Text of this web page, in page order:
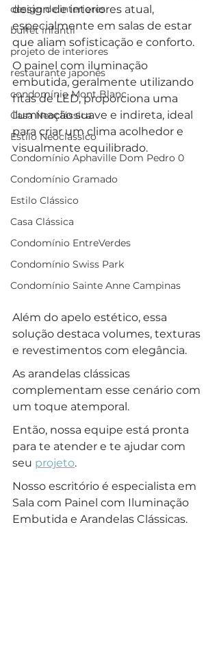
design de interiores
buffet infantil
projeto de interiores
restaurante japonês
condomínio Mont Blanc
Casa Neoclássica
Estilo Neoclássico
Condomínio Aphaville Dom Pedro 0
Condomínio Gramado
Estilo Clássico
Casa Clássica
Condomínio EntreVerdes
Condomínio Swiss Park
Condomínio Sainte Anne Campinas
design de interiores atual,
especialmente em salas de estar
que aliam sofisticação e conforto.
O painel com iluminação
embutida, geralmente utilizando
fitas de LED, proporciona uma
iluminação suave e indireta, ideal
para criar um clima acolhedor e
visualmente equilibrado.
Além do apelo estético, essa
solução destaca volumes, texturas
e revestimentos com elegância.
As arandelas clássicas
complementam esse cenário com
um toque atemporal.
Então, nossa equipe está pronta
para te atender e te ajudar com
seu projeto.
Nosso escritório é especialista em
Sala com Painel com Iluminação
Embutida e Arandelas Clássicas.